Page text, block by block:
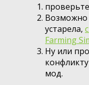
Возможно
устарела,
Farming
Ну или
мод.